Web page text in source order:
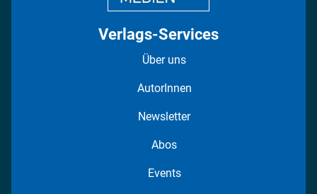
Verlags-Services
Über uns
AutorInnen
Newsletter
Abos
Events